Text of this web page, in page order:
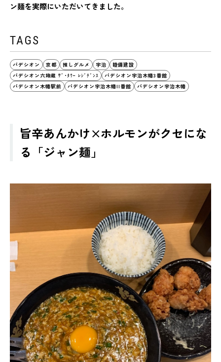
ン麺を実際にいただいてきました。
TAGS
パデシオン 京都 推しグルメ 宇治
睦備建設
パデシオン六地蔵 ｻﾞ･ﾀﾜｰ ﾚｼﾞﾃﾞﾝｽ
パデシオン宇治木幡3番館
パデシオン木幡駅前
パデシオン宇治木幡II番館 パデシオン宇治木幡
旨辛あんかけ×ホルモンがクセにな
る「ジャン麺」